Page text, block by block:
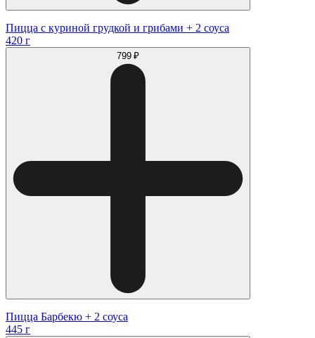
Пицца с куриной грудкой и грибами + 2 соуса
420 г
799 ₽
Пицца Барбекю + 2 соуса
445 г